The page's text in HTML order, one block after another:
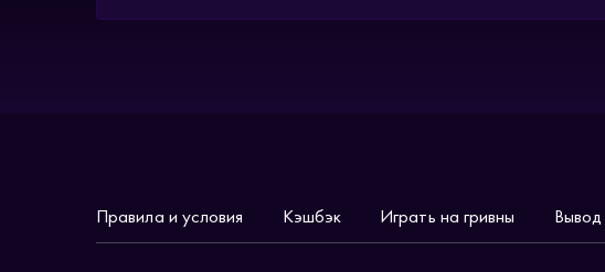
Правила и условия Кэшбэк Играть на гривны Вывод